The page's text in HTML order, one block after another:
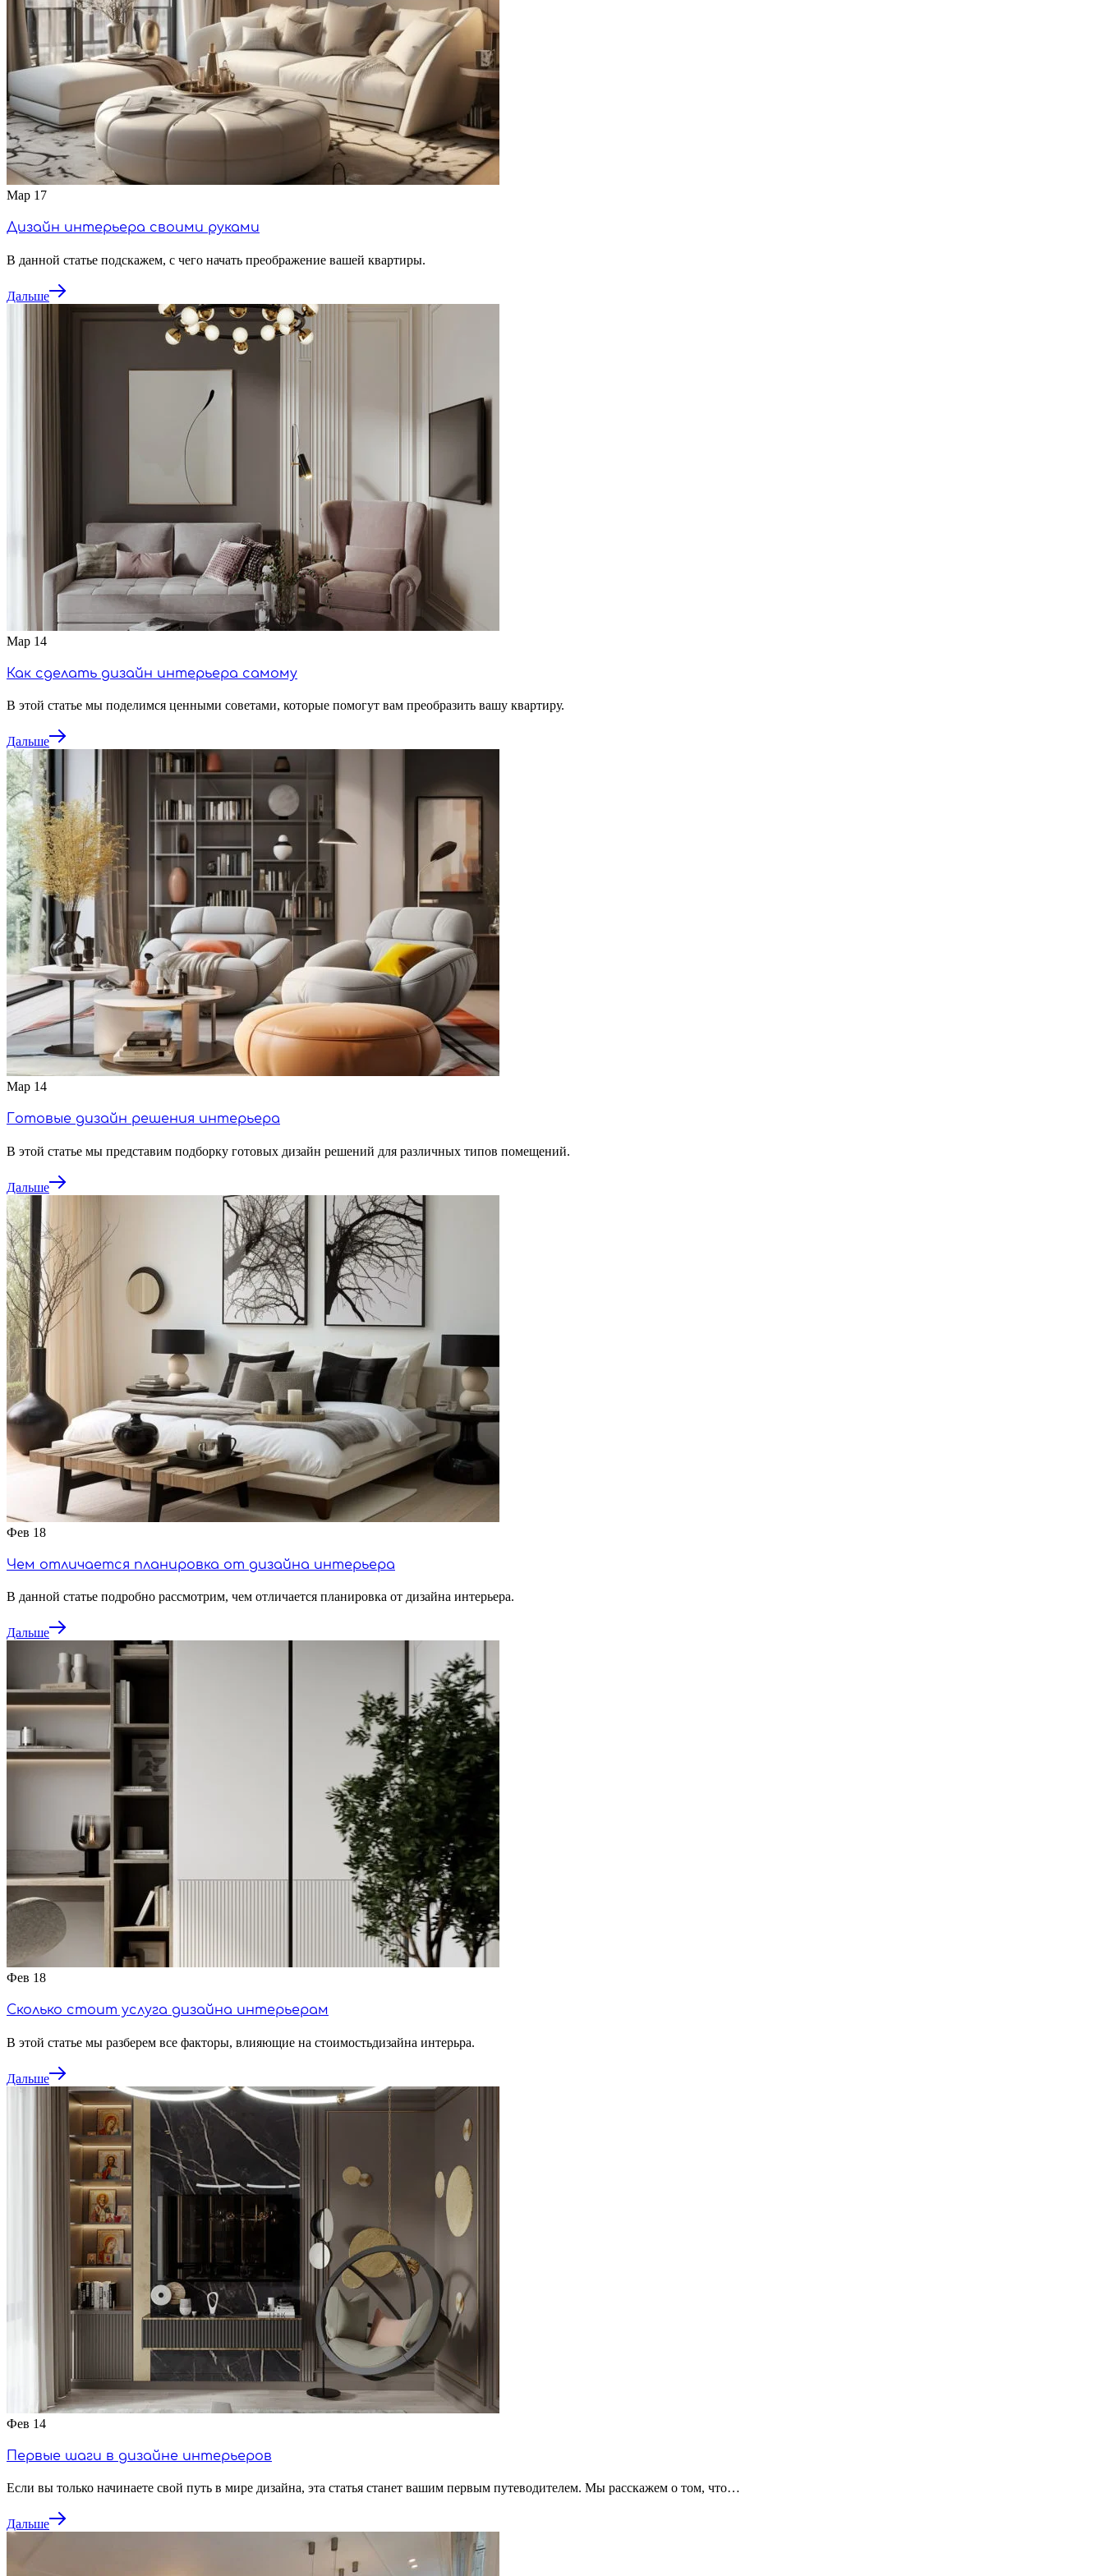
Tg
КОНСУЛЬТАЦИЯ
Мар 17
Дизайн интерьера своими руками
В данной статье подскажем, с чего начать преображение вашей квартиры.
Дальше
Мар 14
Как сделать дизайн интерьера самому
В этой статье мы поделимся ценными советами, которые помогут вам преобразить вашу квартиру.
Дальше
Мар 14
Готовые дизайн решения интерьера
В этой статье мы представим подборку готовых дизайн решений для различных типов помещений.
Дальше
Фев 18
Чем отличается планировка от дизайна интерьера
В данной статье подробно рассмотрим, чем отличается планировка от дизайна интерьера.
Дальше
Фев 18
Сколько стоит услуга дизайна интерьерам
В этой статье мы разберем все факторы, влияющие на стоимостьдизайна интерьра.
Дальше
Фев 14
Первые шаги в дизайне интерьеров
Если вы только начинаете свой путь в мире дизайна, эта статья станет вашим первым путеводителем. Мы расскажем о том, что…
Дальше